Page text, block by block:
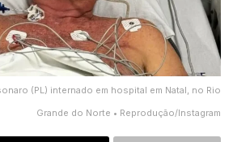
(PL) internado em hospital em Natal, no Rio
Grande do Norte • Reprodução/Instagram